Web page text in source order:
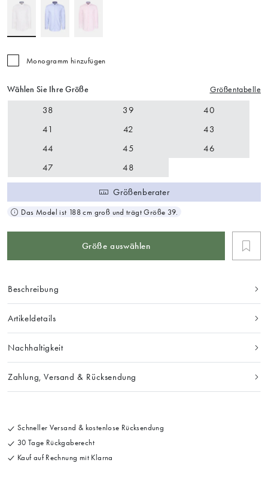
Monogramm hinzufügen
Wählen Sie Ihre Größe Größentabelle
38 39
40
41
42
43
44
45
46
47
48
Größenberater
Das Model ist 188 cm groß und trägt Größe 39.
Größe auswählen
Beschreibung
Artikeldetails
Nachhaltigkeit
Zahlung, Versand & Rücksendung
Schneller Versand & kostenlose Rücksendung
30 Tage Rückgaberecht
Kauf auf Rechnung mit Klarna